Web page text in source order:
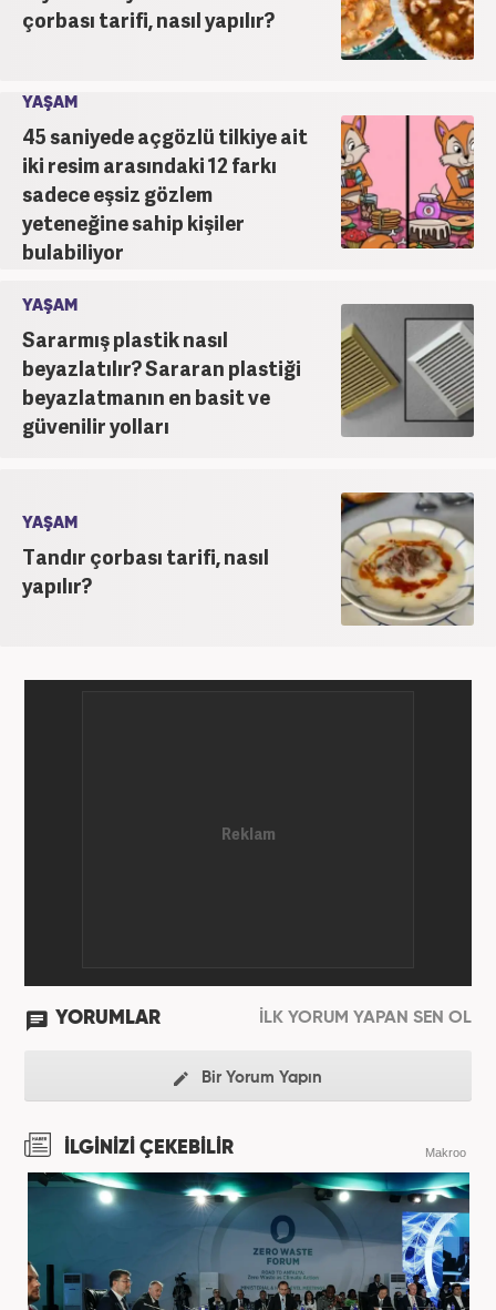
çorbası tarifi, nasıl yapılır?
YAŞAM
45 saniyede açgözlü tilkiye ait
iki resim arasındaki 12 farkı
sadece eşsiz gözlem
yeteneğine sahip kişiler
bulabiliyor
YAŞAM
Sararmış plastik nasıl
beyazlatılır? Sararan plastiği
beyazlatmanın en basit ve
güvenilir yolları
YAŞAM
Tandır çorbası tarifi, nasıl
yapılır?
YORUMLAR İLK YORUM YAPAN SEN OL
Bir Yorum Yapın
İLGİNİZİ ÇEKEBİLİR Makroo